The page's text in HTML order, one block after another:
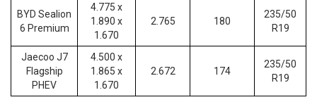
BYD Sealion
6 Premium
4.775 x
1.890 x
1.670
2.765 180
235/50
R19
Jaecoo J7
Flagship
PHEV
4.500 x
1.865 x
1.670
2.672 174
235/50
R19